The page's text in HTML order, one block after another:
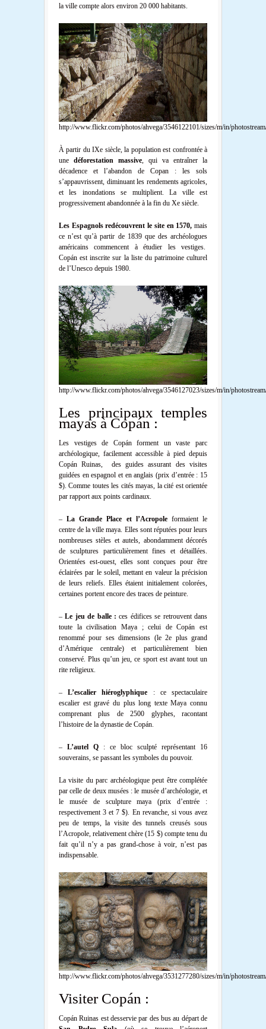
la ville compte alors environ 20 000 habitants.
http://www.flickr.com/photos/ahvega/3546122101/sizes/m/in/
À partir du IXe siècle, la population est confrontée à
une déforestation massive, qui va entraîner la
décadence et l’abandon de Copan : les sols
s’appauvrissent, diminuant les rendements agricoles,
et les inondations se multiplient. La ville est
progressivement abandonnée à la fin du Xe siècle.
Les Espagnols redécouvrent le site en 1570, mais
ce n’est qu’à partir de 1839 que des archéologues
américains commencent à étudier les vestiges.
Copán est inscrite sur la liste du patrimoine culturel
de l’Unesco depuis 1980.
http://www.flickr.com/photos/ahvega/3546127023/sizes/m/in/
Les principaux temples
mayas à Copán :
Les vestiges de Copán forment un vaste parc
archéologique, facilement accessible à pied depuis
Copán Ruinas, des guides assurant des visites
guidées en espagnol et en anglais (prix d’entrée : 15
$). Comme toutes les cités mayas, la cité est orientée
par rapport aux points cardinaux.
– La Grande Place et l’Acropoleformaient le
centre de la ville maya. Elles sont réputées pour leurs
nombreuses stèles et autels, abondamment décorés
de sculptures particulièrement fines et détaillées.
Orientées est-ouest, elles sont conçues pour être
éclairées par le soleil, mettant en valeur la précision
de leurs reliefs. Elles étaient initialement colorées,
certaines portent encore des traces de peinture.
–Le jeu de balle : ces édifices se retrouvent dans
toute la civilisation Maya ; celui de Copán est
renommé pour ses dimensions (le 2e plus grand
d’Amérique centrale) et particulièrement bien
conservé. Plus qu’un jeu, ce sport est avant tout un
rite religieux.
–L’escalier hiéroglyphique : ce spectaculaire
escalier est gravé du plus long texte Maya connu
comprenant plus de 2500 glyphes, racontant
l’histoire de la dynastie de Copán.
– L’autel Q : ce bloc sculpté représentant 16
souverains, se passant les symboles du pouvoir.
La visite du parc archéologique peut être complétée
par celle de deux musées : le musée d’archéologie, et
le musée de sculpture maya (prix d’entrée :
respectivement 3 et 7 $). En revanche, si vous avez
peu de temps, la visite des tunnels creusés sous
l’Acropole, relativement chère (15 $) compte tenu du
fait qu’il n’y a pas grand-chose à voir, n’est pas
indispensable.
http://www.flickr.com/photos/ahvega/3531277280/sizes/m/in/
Visiter Copán :
Copán Ruinas est desservie par des bus au départ de